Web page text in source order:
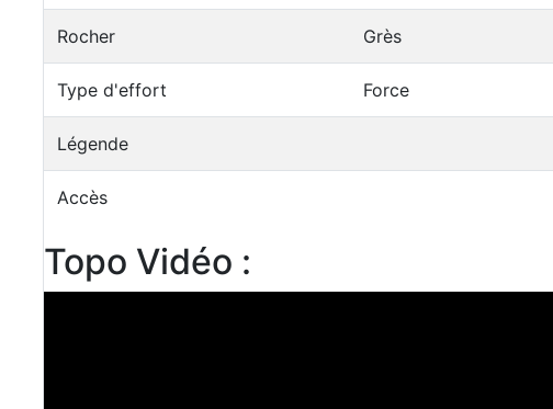
Rocher Grès
Type d'effort Force
Légende
Accès
Topo Vidéo :